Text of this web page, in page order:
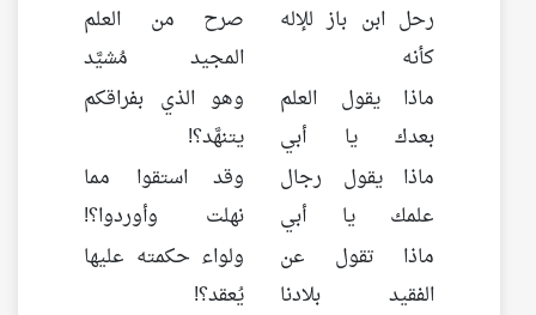
رحل ابن باز للإله
كأنه
صرح من العلم
المجيد مُشيَّد
ماذا يقول العلم
بعدك يا أبي
وهو الذي بفراقكم
يتنهَّد؟!
ماذا يقول رجال
علمك يا أبي
وقد استقوا مما
نهلت وأوردوا؟!
ماذا تقول عن
الفقيد بلادنا
ولواء حكمته عليها
يُعقد؟!